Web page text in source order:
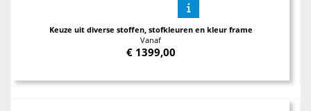
Keuze uit diverse stoffen, stofkleuren en kleur frame
Vanaf
€ 1399,00